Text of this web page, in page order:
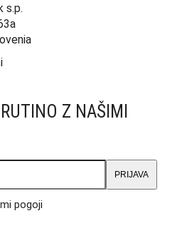
s.p.
Z NAŠIMI
PRIJAVA
pogoji